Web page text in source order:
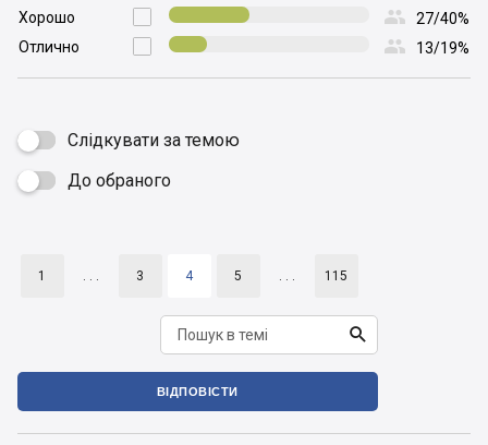

Хорошо  27/40%

Отлично  13/19%
Слідкувати за темою
 До обраного
1 . . . 3 4 5 . . . 115

ВІДПОВІСТИ